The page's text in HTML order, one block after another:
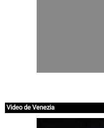
Video de Venezia